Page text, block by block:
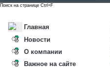
Поиск на странице Ctrl+F
Главная
Новости
О компании
Важное на сайте